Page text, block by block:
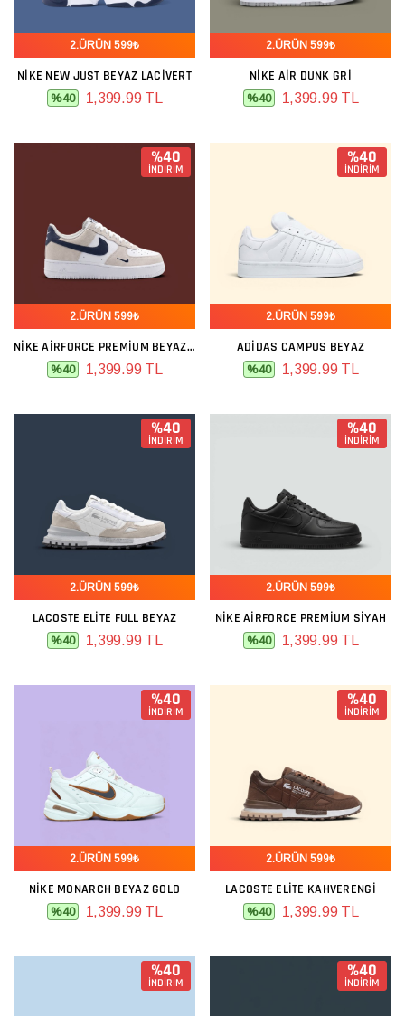
2.ÜRÜN 599₺
NIKE NEW JUST BEYAZ LACIVERT
%40 1,399.99 TL
2.ÜRÜN 599₺
NIKE AIR DUNK GRI
%40 1,399.99 TL
%40
İNDİRİM
2.ÜRÜN 599₺
NIKE AIRFORCE PREMIUM BEYAZ GRI LACIVERT
%40 1,399.99 TL
%40
İNDİRİM
2.ÜRÜN 599₺
ADIDAS CAMPUS BEYAZ
%40 1,399.99 TL
%40
İNDİRİM
2.ÜRÜN 599₺
LACOSTE ELITE FULL BEYAZ
%40 1,399.99 TL
%40
İNDİRİM
2.ÜRÜN 599₺
NIKE AIRFORCE PREMIUM SIYAH
%40 1,399.99 TL
%40
İNDİRİM
2.ÜRÜN 599₺
NIKE MONARCH BEYAZ GOLD
%40 1,399.99 TL
%40
İNDİRİM
2.ÜRÜN 599₺
LACOSTE ELITE KAHVERENGI
%40 1,399.99 TL
%40
İNDİRİM
%40
İNDİRİM